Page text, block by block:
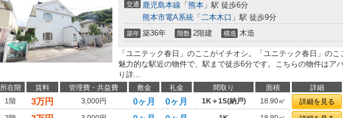
交通 鹿児島本線 「 熊本 」駅 徒歩6分
熊本市電A系統 「 二本木口 」駅 徒歩9分
築年 築36年 階数 2階建 構造 木造
「ユニテック春日」のここがイチオシ。「ユニテック春日」のこ
魅力的な駅近の物件で、駅まで徒歩6分です。こちらの物件はア
り詳...
所在階 賃料 管理費・共益費 敷金 礼金 間取り 面積 詳細
1階
3万円 3,000円 0ヶ月 0ヶ月 1K＋1S(納戸) 18.90㎡ 詳細を見る